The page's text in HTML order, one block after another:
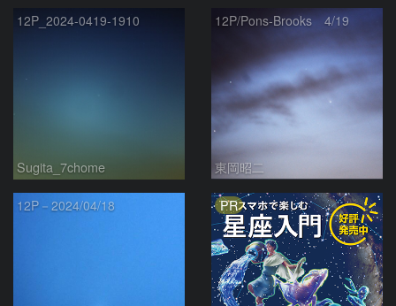
12P_2024-0419-1910
Sugita_7chome
12P/Pons-Brooks 4/19
東岡昭二
12P－2024/04/18 PR